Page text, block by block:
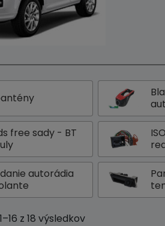
free sady - BT
autorádia
z 18 výsledkov